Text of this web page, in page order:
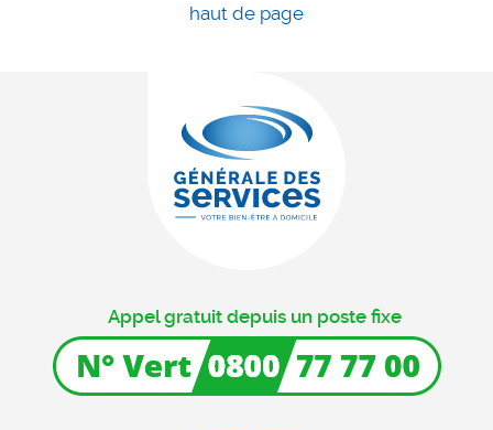
Appel gratuit depuis un poste fixe
haut de page